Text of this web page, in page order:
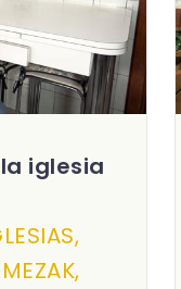
iglesia